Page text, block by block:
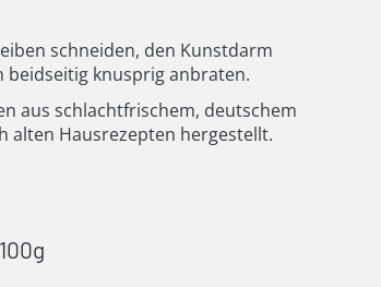
schneiden, den Kunstdarm
beidseitig knusprig anbraten.
aus schlachtfrischem, deutschem
alten Hausrezepten hergestellt.